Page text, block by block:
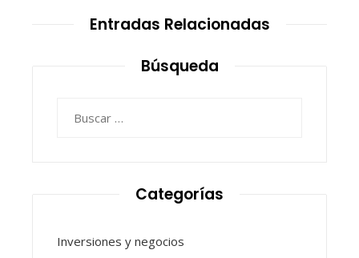
Entradas Relacionadas
Búsqueda
Categorías
Inversiones y negocios